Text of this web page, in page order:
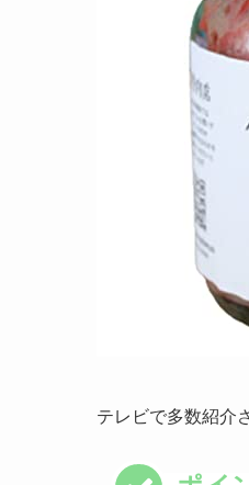
テレビで多数紹介